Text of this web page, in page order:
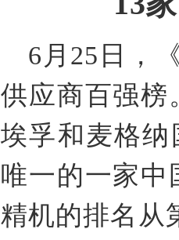
6 月 25 日，
供应商百强榜
埃孚和麦格
唯一的一家中
精机的排名从